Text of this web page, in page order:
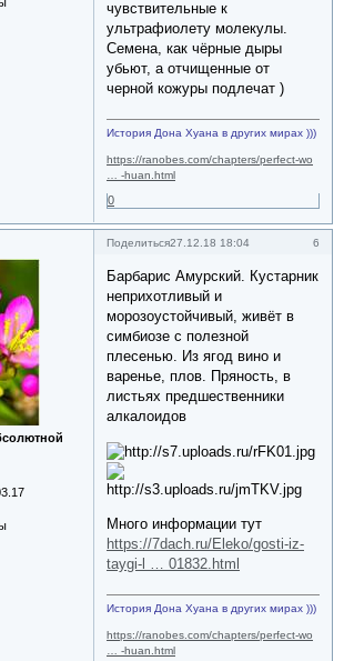
чувствительные к
ультрафиолету молекулы.
Семена, как чёрные дыры
убьют, а отчищенные от
черной кожуры подлечат )
История Дона Хуана в других мирах )))
https://ranobes.com/chapters/perfect-wo
… -huan.html
0
Поделиться 6
27.12.18 18:04
Барбарис Амурский. Кустарник
неприхотливый и
морозоустойчивый, живёт в
симбиозе с полезной
плесенью. Из ягод вино и
варенье, плов. Пряность, в
листьях предшественники
алкалоидов
Много информации тут
https://7dach.ru/Eleko/gosti-iz-
taygi-l … 01832.html
История Дона Хуана в других мирах )))
https://ranobes.com/chapters/perfect-wo
… -huan.html